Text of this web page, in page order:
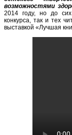
возможностями
2014 году, но до
конкурса, так и тех
выставкой «Лучшая